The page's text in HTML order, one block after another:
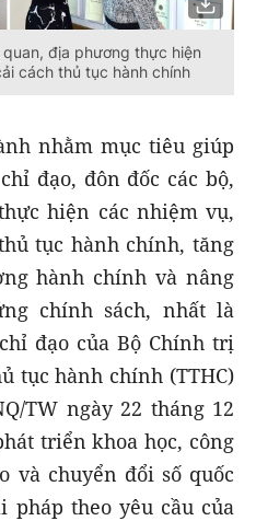
địa phương thực hiện
cách thủ tục hành chính
nhằm mục tiêu giúp
đạo, đôn đốc các bộ,
hiện các nhiệm vụ,
tục hành chính, tăng
hành chính và nâng
chính sách, nhất là
đạo của Bộ Chính trị
tục hành chính (TTHC)
TW ngày 22 tháng 12
triển khoa học, công
và chuyển đổi số quốc
pháp theo yêu cầu của